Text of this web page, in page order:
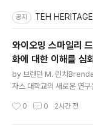
공지 TEH
와이오밍 스마일리
화에 대한 이해를 심
by 브렌던 M. 린치
자스 대학교의 새로운 연
미에 산 영장류에 대한 기
0 0 2시간 전